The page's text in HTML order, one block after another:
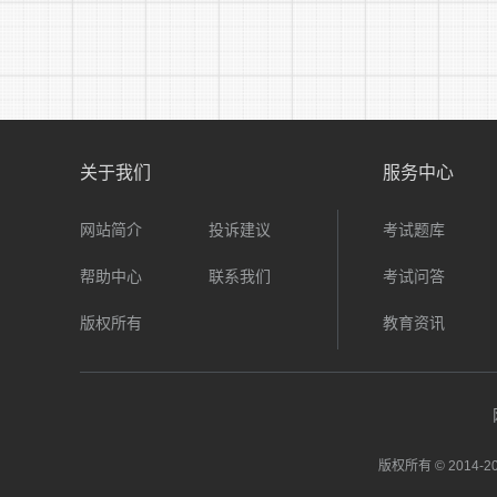
关于我们
网站简介 投诉建议
帮助中心 联系我们
版权所有
服务中心
考试题库
考试问答
教育资讯
版权所有 © 2014-